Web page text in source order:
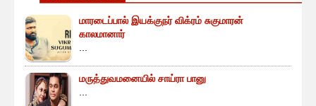
மாரடைப்பால் இயக்குநர் விக்ரம் சுகுமாரன்
காலமானார்
...
மருத்துவமனையில் சாய்ரா பானு
...